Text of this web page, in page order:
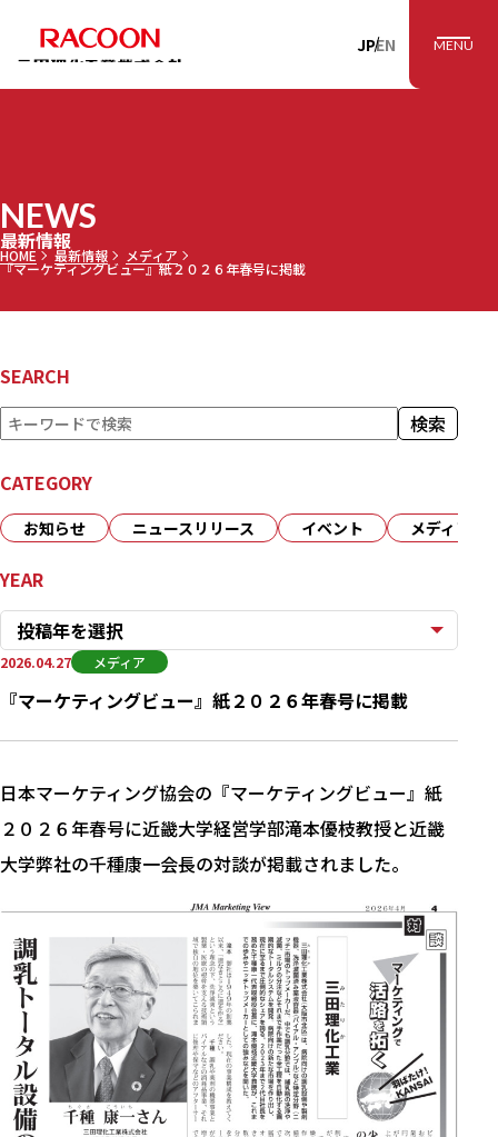
RACOON 三田理
JPEN MENU
NEWS
最新情報
HOME 最新情報 メディア
『マーケティングビュー』紙２０２６年春号に掲載
SEARCH
検
索 検索
CATEGORY
お知らせ ニュースリリース イベント メディア
YEAR
投稿年を選択
『マーケティングビュー』紙２０２６年春号に掲載
2026.04.27 メディア
日本マーケティング協会の『マーケティングビュー』紙
２０２６年春号に近畿大学経営学部滝本優枝教授と近畿
大学弊社の千種康一会長の対談が掲載されました。